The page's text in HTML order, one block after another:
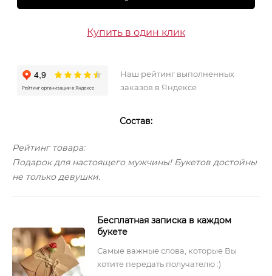
Купить в один клик
Наш рейтинг выполненных
заказов в Яндексе
Состав:
Рейтинг товара:
Подарок для настоящего мужчины! Букетов достойны
не только девушки.
Бесплатная записка в каждом
букете
Самые важные слова, которые Вы
хотите передать получателю :)